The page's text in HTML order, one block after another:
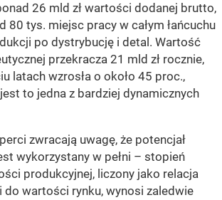
26 mld zł wartości dodanej brutto,
80 tys. miejsc pracy w całym łańcuchu
po dystrybucję i detal. Wartość
przekracza 21 mld zł rocznie,
latach wzrosła o około 45 proc.,
to jedna z bardziej dynamicznych
zwracają uwagę, że potencjał
wykorzystany w pełni – stopień
produkcyjnej, liczony jako relacja
wartości rynku, wynosi zaledwie